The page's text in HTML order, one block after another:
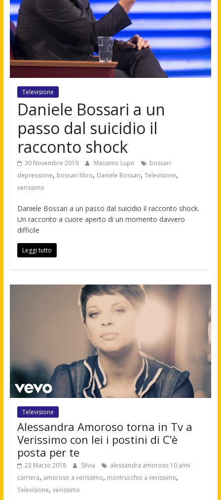
Televisione
Daniele Bossari a un
passo dal suicidio il
racconto shock
30 Novembre 2019 Massimo Lupo
bossari
depressione, bossari libro, Daniele Bossari, Televisione,
verissimo
Daniele Bossari a un passo dal suicidio il racconto shock.
Un racconto a cuore aperto di un momento davvero
difficile
Leggi tutto
Televisione
Alessandra Amoroso torna in Tv a
Verissimo con lei i postini di C’è
posta per te
23 Marzo 2018 Silvia
alessandra amoroso 10 anni
carriera, amoroso a verissimo, montrucchio a verissimo,
Televisione, verissimo